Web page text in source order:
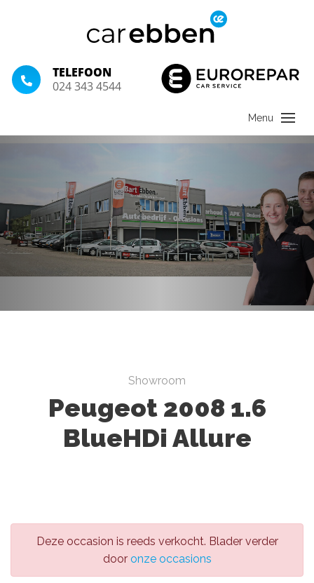
TELEFOON
024 343 4544
Showroom
Peugeot 2008 1.6
BlueHDi Allure
Deze occasion is reeds verkocht. Blader verder
door onze occasions